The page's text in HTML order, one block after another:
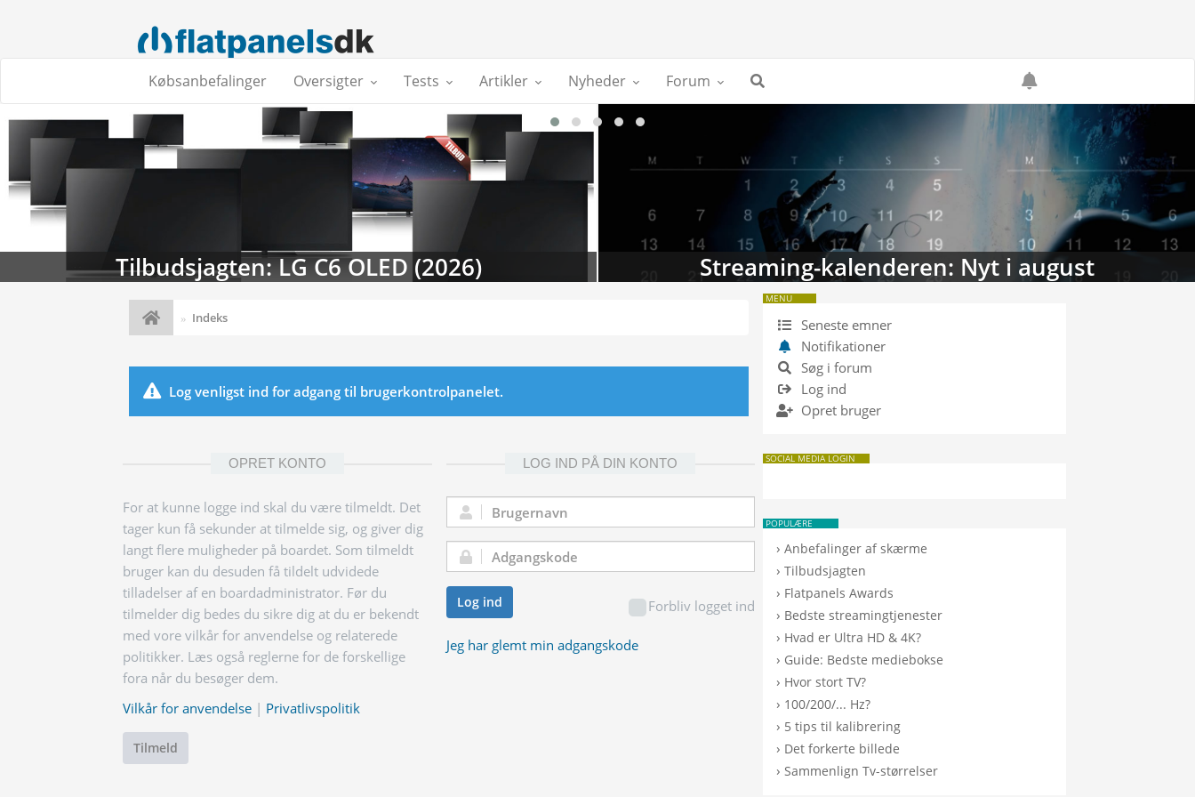
Købsanbefalinger Oversigter Tests Artikler Nyheder Forum
Tilbudsjagten: LG C6 OLED (2026) Streaming-kalenderen: Nyt i august
Indeks
Log venligst ind for adgang til brugerkontrolpanelet.
OPRET KONTO
For at kunne logge ind skal du være tilmeldt. Det
tager kun få sekunder at tilmelde sig, og giver dig
langt flere muligheder på boardet. Som tilmeldt
bruger kan du desuden få tildelt udvidede
tilladelser af en boardadministrator. Før du
tilmelder dig bedes du sikre dig at du er bekendt
med vore vilkår for anvendelse og relaterede
politikker. Læs også reglerne for de forskellige
fora når du besøger dem.
Vilkår for anvendelse | Privatlivspolitik
Tilmeld
LOG IND PÅ DIN KONTO
Brugernavn:
Adgangskode:
Forbliv logget ind
Log ind
Jeg har glemt min adgangskode
MENU
Seneste emner
Notifikationer
Søg i forum
Log ind
Opret bruger
SOCIAL MEDIA LOGIN
POPULÆRE
›Anbefalinger af skærme
›Tilbudsjagten
› Flatpanels Awards
› Bedste streamingtjenester
› Hvad er Ultra HD & 4K?
› Guide: Bedste mediebokse
› Hvor stort TV?
› 100/200/... Hz?
› 5 tips til kalibrering
› Det forkerte billede
›Sammenlign Tv-størrelser